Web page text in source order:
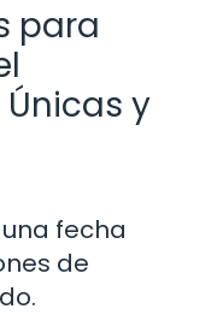
para
y
fecha
de